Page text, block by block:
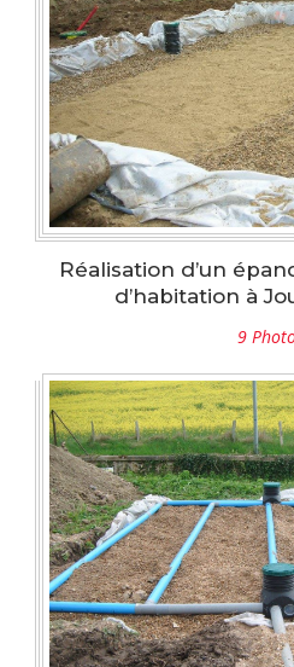
Réalisation d’un
d’habitation à
9